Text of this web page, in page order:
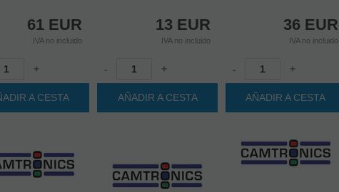
61 EUR
IVA no incluido
+
A CESTA
13 EUR
IVA no incluido
- +
AÑADIR A CESTA
36 EUR
IVA no incluido
- +
AÑADIR A CESTA